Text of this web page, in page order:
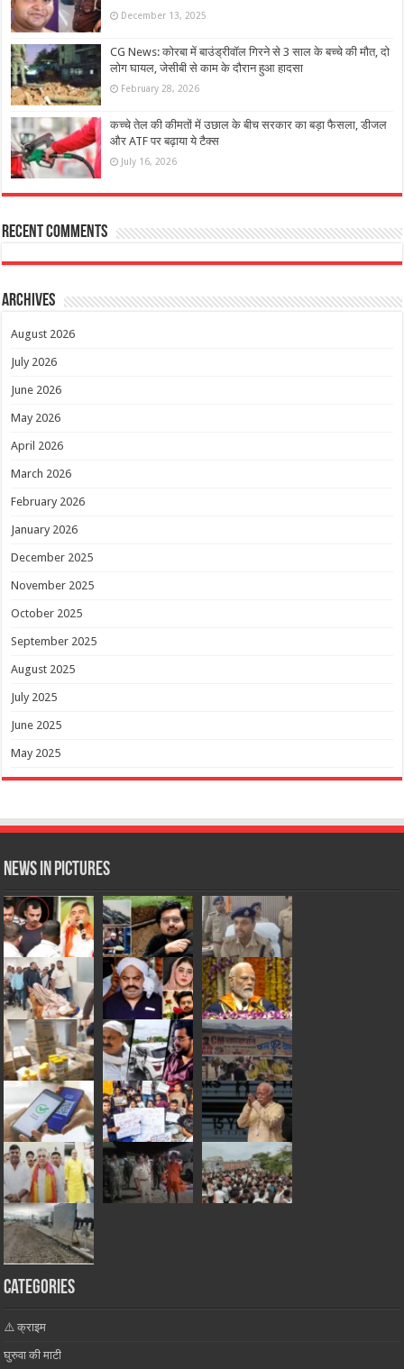
December 13, 2025
CG News: कोरबा में बाउंड्रीवॉल गिरने से 3 साल के बच्चे की मौत, दो
लोग घायल, जेसीबी से काम के दौरान हुआ हादसा
February 28, 2026
कच्चे तेल की कीमतों में उछाल के बीच सरकार का बड़ा फैसला, डीजल
और ATF पर बढ़ाया ये टैक्स
July 16, 2026
Recent Comments
Archives
August 2026
July 2026
June 2026
May 2026
April 2026
March 2026
February 2026
January 2026
December 2025
November 2025
October 2025
September 2025
August 2025
July 2025
June 2025
May 2025
News in Pictures
Categories
⚠️ क्राइम
घुरुवा की माटी